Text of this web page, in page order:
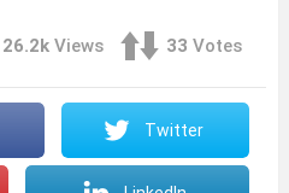
26.2k Views 33 Votes
Twitter